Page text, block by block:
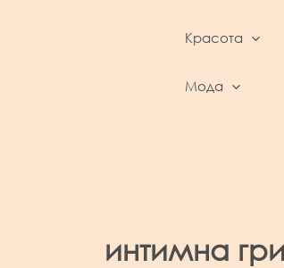
Красота
Мода
интимна